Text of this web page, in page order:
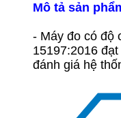
Mô tả sản
- Máy đo có độ
15197:2016
đánh giá hệ